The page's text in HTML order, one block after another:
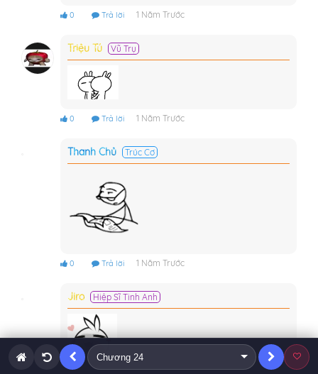
0 Trả lời 1 Năm Trước
Triệu Tú Vũ Trụ
0 Trả lời 1 Năm Trước
Thanh Chủ Trúc Cơ
0 Trả lời 1 Năm Trước
Jiro Hiệp Sĩ Tinh Anh